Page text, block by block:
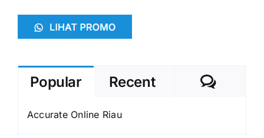
Popular Recent
Accurate Online Riau